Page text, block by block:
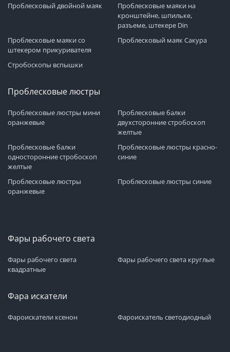
Проблесковый двойной маяк
Проблесковые маяки на
кронштейне, шпильке,
разъеме, штекере Din
Проблесковые маяки со
штекером прикуривателя
Проблесковый маяк Сакура
Стробоскопы вспышки
Проблесковые люстры
Проблесковые люстры мини
оранжевые
Проблесковые балки
двухсторонние стробоскоп
желтые
Проблесковые балки
односторонние стробоскоп
желтые
Проблесковые люстры красно-
синие
Проблесковые люстры
оранжевые
Проблесковые люстры синие
Фары рабочего света
Фары рабочего света
квадратные
Фары рабочего света круглые
Фара искатели
Фароискатели ксенон Фароискатель светодиодный